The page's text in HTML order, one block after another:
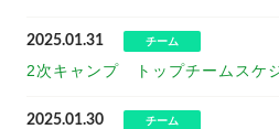
2025.01.31 チーム
2次キャンプ トップチームスケ
2025.01.30 チーム